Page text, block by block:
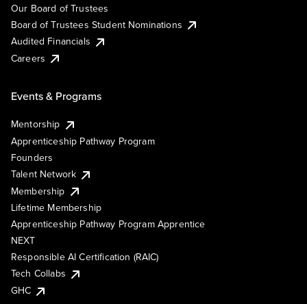
Our Board of Trustees
Board of Trustees Student Nominations
Audited Financials
Careers
Events & Programs
Mentorship
Apprenticeship Pathway Program
Founders
Talent Network
Membership
Lifetime Membership
Apprenticeship Pathway Program Apprentice
NEXT
Responsible AI Certification (RAIC)
Tech Collabs
GHC